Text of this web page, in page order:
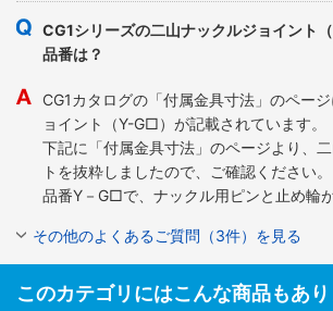
CG1シリーズの二山ナックルジョイント
品番は？
CG1カタログの「付属金具寸法」のペー
ョイント（Y-G□）が記載されています。
下記に「付属金具寸法」のページより、
トを抜粋しましたので、ご確認ください。
品番Y－G□で、ナックル用ピンと止め輪
その他のよくあるご質問（3件）を見る
このカテゴリにはこんな商品もあり